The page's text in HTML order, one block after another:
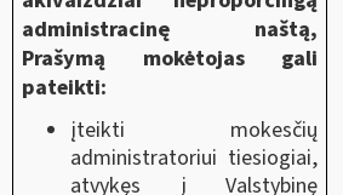
administracinę naštą,
Prašymą mokėtojas gali
pateikti:
įteikti mokesčių
administratoriui tiesiogiai,
atvykęs į Valstybinę